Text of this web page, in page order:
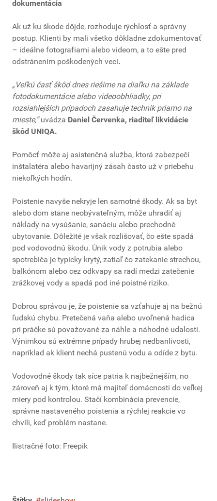
dokumentácia
Ak už ku škode dôjde, rozhoduje rýchlosť a správny
postup. Klienti by mali všetko dôkladne zdokumentovať
– ideálne fotografiami alebo videom, a to ešte pred
odstránením poškodených vecí.
„Veľkú časť škôd dnes riešime na diaľku na základe
fotodokumentácie alebo videoobhliadky, pri
rozsiahlejších prípadoch zasahuje technik priamo na
mieste,“uvádza Daniel Červenka, riaditeľ likvidácie
škôd UNIQA.
Pomôcť môže aj asistenčná služba, ktorá zabezpečí
inštalatéra alebo havarijný zásah často už v priebehu
niekoľkých hodín.
Poistenie navyše nekryje len samotné škody. Ak sa byt
alebo dom stane neobývateľným, môže uhradiť aj
náklady na vysúšanie, sanáciu alebo prechodné
ubytovanie. Dôležité je však rozlišovať, čo ešte spadá
pod vodovodnú škodu. Únik vody z potrubia alebo
spotrebiča je typicky krytý, zatiaľ čo zatekanie strechou,
balkónom alebo cez odkvapy sa radí medzi zatečenie
zrážkovej vody a spadá pod iné poistné riziko.
Dobrou správou je, že poistenie sa vzťahuje aj na bežnú
ľudskú chybu. Pretečená vaňa alebo uvoľnená hadica
pri práčke sú považované za náhle a náhodné udalosti.
Výnimkou sú extrémne prípady hrubej nedbanlivosti,
napríklad ak klient nechá pustenú vodu a odíde z bytu.
Vodovodné škody tak síce patria k najbežnejším, no
zároveň aj k tým, ktoré má majiteľ domácnosti do veľkej
miery pod kontrolou. Stačí kombinácia prevencie,
správne nastaveného poistenia a rýchlej reakcie vo
chvíli, keď problém nastane.
Ilistračné foto: Freepik